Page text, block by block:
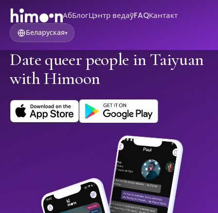
АбБлогЦэнтр ведаўFAQКантакт
Беларуская▾
Date queer people in Taiyuan
with Himoon